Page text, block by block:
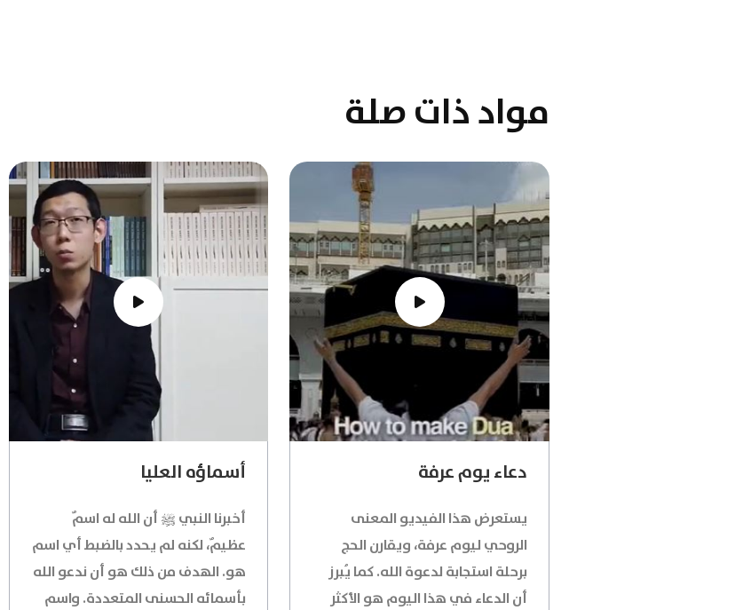
مواد ذات صلة
دعاء يوم عرفة
يستعرض هذا الفيديو المعنى
الروحي ليوم عرفة، ويقارن الحج
برحلة استجابة لدعوة الله. كما يُبرز
أن الدعاء في هذا اليوم هو الأكثر
أسماؤه العليا
أخبرنا النبي ﷺ أن الله له اسمٌ
عظيمٌ، لكنه لم يحدد بالضبط أي اسم
هو. الهدف من ذلك هو أن ندعو الله
بأسمائه الحسنى المتعددة. واسم